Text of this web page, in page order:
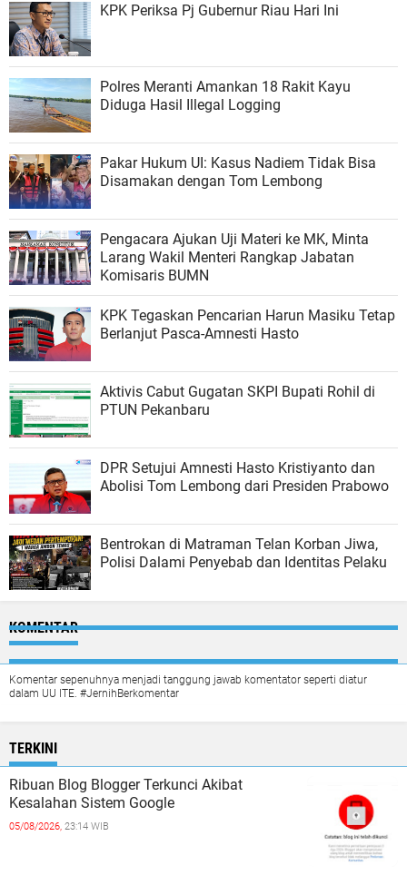
KPK Periksa Pj Gubernur Riau Hari Ini
Polres Meranti Amankan 18 Rakit Kayu
Diduga Hasil Illegal Logging
Pakar Hukum UI: Kasus Nadiem Tidak Bisa
Disamakan dengan Tom Lembong
Pengacara Ajukan Uji Materi ke MK, Minta
Larang Wakil Menteri Rangkap Jabatan
Komisaris BUMN
KPK Tegaskan Pencarian Harun Masiku Tetap
Berlanjut Pasca-Amnesti Hasto
Aktivis Cabut Gugatan SKPI Bupati Rohil di
PTUN Pekanbaru
DPR Setujui Amnesti Hasto Kristiyanto dan
Abolisi Tom Lembong dari Presiden Prabowo
Bentrokan di Matraman Telan Korban Jiwa,
Polisi Dalami Penyebab dan Identitas Pelaku
KOMENTAR
Komentar sepenuhnya menjadi tanggung jawab komentator seperti diatur
dalam UU ITE. #JernihBerkomentar
TERKINI
Ribuan Blog Blogger Terkunci Akibat
Kesalahan Sistem Google
05/08/2026, 23:14 WIB